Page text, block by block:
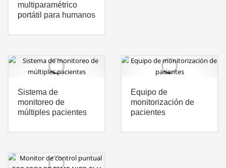
multiparamétrico
portátil para humanos
Sistema de
monitoreo de
múltiples pacientes
Equipo de
monitorización de
pacientes